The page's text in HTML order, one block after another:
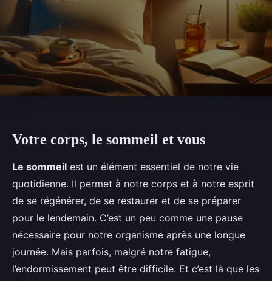
Votre corps, le sommeil et vous
Le sommeil est un élément essentiel de notre vie
quotidienne. Il permet à notre corps et à notre esprit
de se régénérer, de se restaurer et de se préparer
pour le lendemain. C’est un peu comme une pause
nécessaire pour notre organisme après une longue
journée. Mais parfois, malgré notre fatigue,
l’endormissement peut être difficile. Et c’est là que les